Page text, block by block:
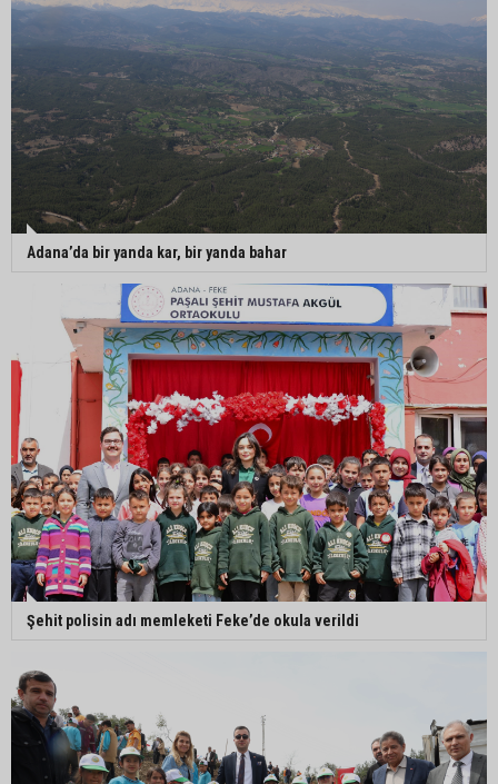
Adana’da bir yanda kar, bir yanda bahar
Şehit polisin adı memleketi Feke’de okula verildi